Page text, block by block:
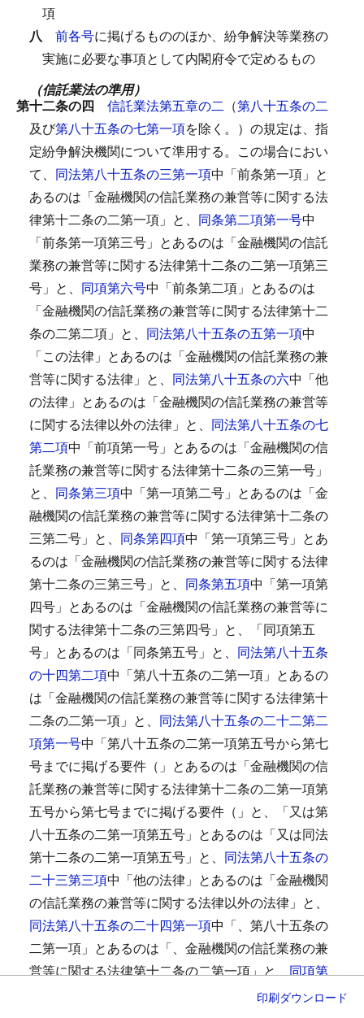
項
八 前各号に掲げるもののほか、紛争解決等業務の
実施に必要な事項として内閣府令で定めるもの
（信託業法の準用）
第十二条の四 信託業法第五章の二 （第八十五条の二
及び第八十五条の七第一項を除く。）の規定は、指
定紛争解決機関について準用する。 この場合におい
て、 同法第八十五条の三第一項中「前条第一項」と
あるのは「金融機関の信託業務の兼営等に関する法
律第十二条の二第一項」と、 同条第二項第一号中
「前条第一項第三号」とあるのは「金融機関の信託
業務の兼営等に関する法律第十二条の二第一項第三
号」と、 同項第六号中「前条第二項」とあるのは
「金融機関の信託業務の兼営等に関する法律第十二
条の二第二項」と、 同法第八十五条の五第一項中
「この法律」とあるのは「金融機関の信託業務の兼
営等に関する法律」と、 同法第八十五条の六中「他
の法律」とあるのは「金融機関の信託業務の兼営等
に関する法律以外の法律」と、 同法第八十五条の七
第二項中「前項第一号」とあるのは「金融機関の信
託業務の兼営等に関する法律第十二条の三第一号」
と、 同条第三項中「第一項第二号」とあるのは「金
融機関の信託業務の兼営等に関する法律第十二条の
三第二号」と、 同条第四項中「第一項第三号」とあ
るのは「金融機関の信託業務の兼営等に関する法律
第十二条の三第三号」と、 同条第五項中「第一項第
四号」とあるのは「金融機関の信託業務の兼営等に
関する法律第十二条の三第四号」と、「同項第五
号」とあるのは「同条第五号」と、 同法第八十五条
の十四第二項中「第八十五条の二第一項」とあるの
は「金融機関の信託業務の兼営等に関する法律第十
二条の二第一項」と、 同法第八十五条の二十二第二
項第一号中「第八十五条の二第一項第五号から第七
号までに掲げる要件（」とあるのは「金融機関の信
託業務の兼営等に関する法律第十二条の二第一項第
五号から第七号までに掲げる要件（」と、「又は第
八十五条の二第一項第五号」とあるのは「又は同法
第十二条の二第一項第五号」と、 同法第八十五条の
二十三第三項中「他の法律」とあるのは「金融機関
の信託業務の兼営等に関する法律以外の法律」と、
同法第八十五条の二十四第一項中「、第八十五条の
二第一項」とあるのは「、金融機関の信託業務の兼
営等に関する法律第十二条の二第一項」と、同項第
中「第八十五条の二第一項第二号」とあるのは
印刷ダウンロード